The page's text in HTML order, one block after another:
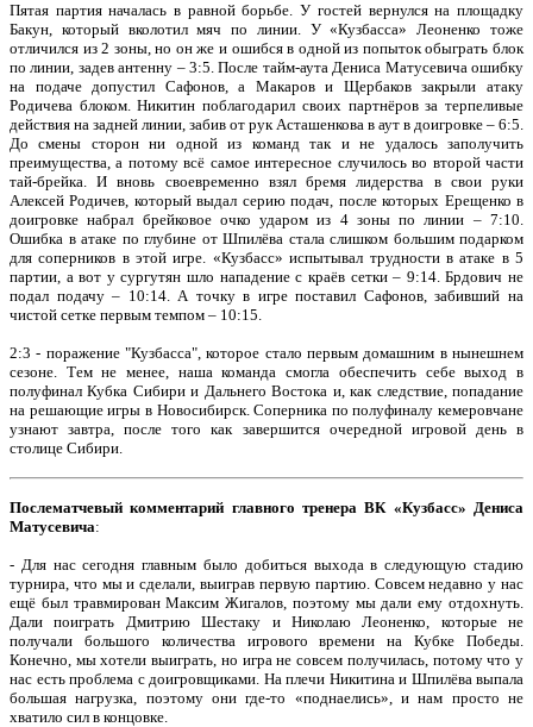
Пятая партия началась в равной борьбе. У гостей вернулся на площадку
Бакун, который вколотил мяч по линии. У «Кузбасса» Леоненко тоже
отличился из 2 зоны, но он же и ошибся в одной из попыток обыграть блок
по линии, задев антенну – 3:5. После тайм-аута Дениса Матусевича ошибку
на подаче допустил Сафонов, а Макаров и Щербаков закрыли атаку
Родичева блоком. Никитин поблагодарил своих партнёров за терпеливые
действия на задней линии, забив от рук Асташенкова в аут в доигровке – 6:5.
До смены сторон ни одной из команд так и не удалось заполучить
преимущества, а потому всё самое интересное случилось во второй части
тай-брейка. И вновь своевременно взял бремя лидерства в свои руки
Алексей Родичев, который выдал серию подач, после которых Ерещенко в
доигровке набрал брейковое очко ударом из 4 зоны по линии – 7:10.
Ошибка в атаке по глубине от Шпилёва стала слишком большим подарком
для соперников в этой игре. «Кузбасс» испытывал трудности в атаке в 5
партии, а вот у сургутян шло нападение с краёв сетки – 9:14. Брдович не
подал подачу – 10:14. А точку в игре поставил Сафонов, забивший на
чистой сетке первым темпом – 10:15.
2:3 - поражение "Кузбасса", которое стало первым домашним в нынешнем
сезоне. Тем не менее, наша команда смогла обеспечить себе выход в
полуфинал Кубка Сибири и Дальнего Востока и, как следствие, попадание
на решающие игры в Новосибирск. Соперника по полуфиналу кемеровчане
узнают завтра, после того как завершится очередной игровой день в
столице Сибири.
Послематчевый комментарий главного тренера ВК «Кузбасс» Дениса
Матусевича:
- Для нас сегодня главным было добиться выхода в следующую стадию
турнира, что мы и сделали, выиграв первую партию. Совсем недавно у нас
ещё был травмирован Максим Жигалов, поэтому мы дали ему отдохнуть.
Дали поиграть Дмитрию Шестаку и Николаю Леоненко, которые не
получали большого количества игрового времени на Кубке Победы.
Конечно, мы хотели выиграть, но игра не совсем получилась, потому что у
нас есть проблема с доигровщиками. На плечи Никитина и Шпилёва выпала
большая нагрузка, поэтому они где-то «поднаелись», и нам просто не
хватило сил в концовке.